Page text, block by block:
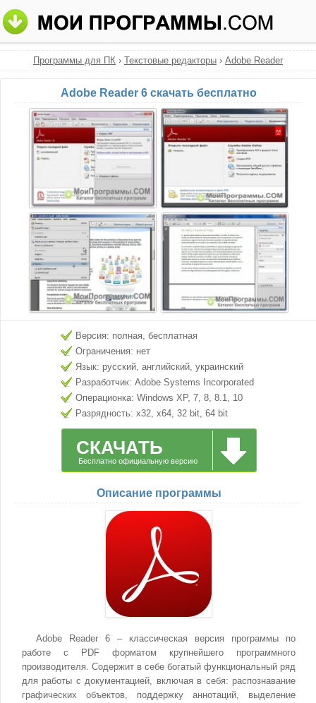
Программы для ПК › Текстовые редакторы › Adobe Reader
Adobe Reader 6 скачать бесплатно
Версия: полная, бесплатная
Ограничения: нет
Язык: русский, английский, украинский
Разработчик: Adobe Systems Incorporated
Операционка: Windows XP, 7, 8, 8.1, 10
Разрядность: x32, x64, 32 bit, 64 bit
СКАЧАТЬ
Бесплатно официальную версию
Описание программы
Adobe Reader 6 – классическая версия программы по
работе с PDF форматом крупнейшего программного
производителя. Содержит в себе богатый функциональный ряд
для работы с документацией, включая в себя: распознавание
графических объектов, поддержку аннотаций, выделение